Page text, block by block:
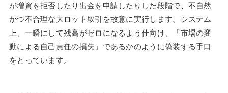
が増資を拒否したり出金を申請したりした段階で、不自然
かつ不合理な大ロット取引を故意に実行します。システム
上、一瞬にして残高がゼロになるよう仕向け、「市場の変
動による自己責任の損失」であるかのように偽装する手口
をとっています。